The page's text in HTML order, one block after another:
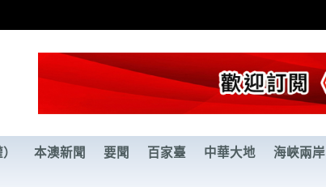
本澳新聞 要聞 百家臺 中華大地 海峽兩岸